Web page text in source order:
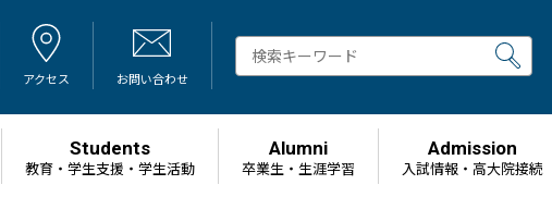
アクセス お問い合わせ
Students
教育・学生支援・学生活動
Alumni
卒業生・生涯学習
Admission
⼊試情報・高大院接続